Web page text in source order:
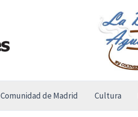
Comunidad de Madrid Cultura